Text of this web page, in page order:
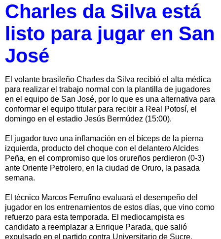
Charles da Silva está
listo para jugar en San
José
El volante brasileño Charles da Silva recibió el alta médica
para realizar el trabajo normal con la plantilla de jugadores
en el equipo de San José, por lo que es una alternativa para
conformar el equipo titular para recibir a Real Potosí, el
domingo en el estadio Jesús Bermúdez (15:00).
El jugador tuvo una inflamación en el bíceps de la pierna
izquierda, producto del choque con el delantero Alcides
Peña, en el compromiso que los orureños perdieron (0-3)
ante Oriente Petrolero, en la ciudad de Oruro, la pasada
semana.
El técnico Marcos Ferrufino evaluará el desempeño del
jugador en los entrenamientos de estos días, que vino como
refuerzo para esta temporada. El mediocampista es
candidato a reemplazar a Enrique Parada, que salió
expulsado en el partido contra Universitario de Sucre.